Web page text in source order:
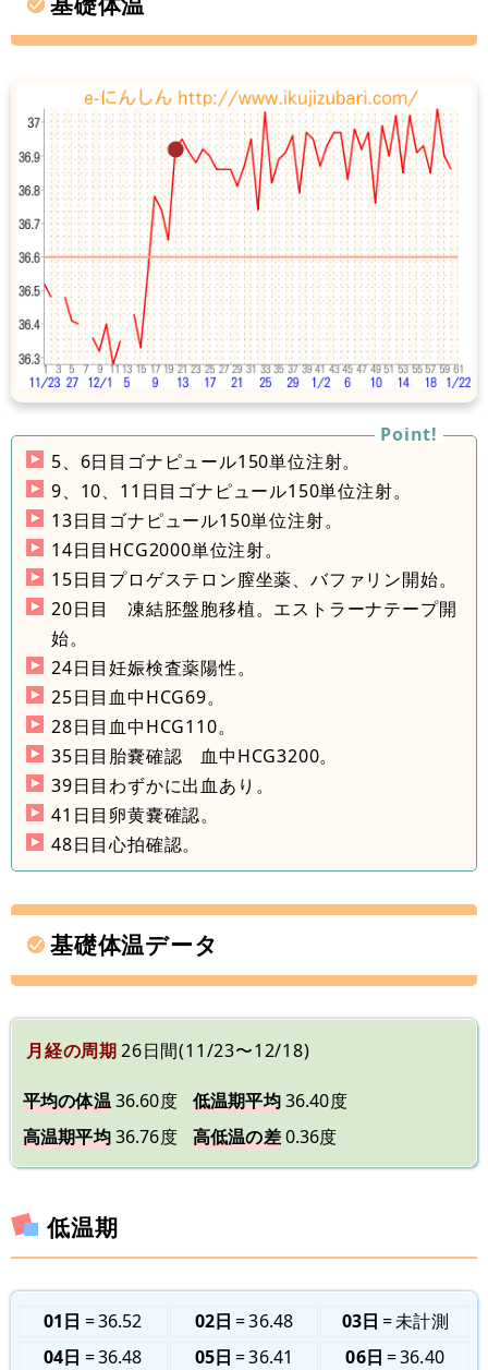
5、6日目ゴナピュール150単位注射。
9、10、11日目ゴナピュール150単位注射。
13日目ゴナピュール150単位注射。
14日目HCG2000単位注射。
15日目プロゲステロン膣坐薬、バファリン開始。
20日目 凍結胚盤胞移植。エストラーナテープ開
始。
24日目妊娠検査薬陽性。
25日目血中HCG69。
28日目血中HCG110。
35日目胎嚢確認 血中HCG3200。
39日目わずかに出血あり。
41日目卵黄嚢確認。
48日目心拍確認。
基礎体温データ
月経の周期26日間(11/23〜12/18)
平均の体温36.60度 低温期平均36.40度
高温期平均36.76度 高低温の差0.36度
低温期
01日 36.52 02日 36.48 03日
未計測
04日
36.48 05日 36.41 06日
36.40